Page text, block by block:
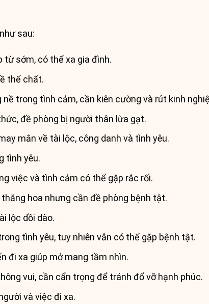
sau:
từ sớm, có thể xa gia đình.
thể chất.
trong tình cảm, cần kiên cường và rút kinh
đề phòng bị người thân lừa gạt.
mắn về tài lộc, công danh và tình yêu.
tình yêu.
việc và tình cảm có thể gặp rắc rối.
hoa nhưng cần đề phòng bệnh tật.
lộc dồi dào.
tình yêu, tuy nhiên vẫn có thể gặp bệnh tật.
đi xa giúp mở mang tầm nhìn.
vui, cần cẩn trọng để tránh đổ vỡ hạnh phúc.
và việc đi xa.